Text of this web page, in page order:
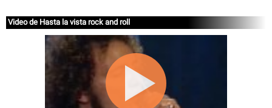
Video de Hasta la vista rock and roll